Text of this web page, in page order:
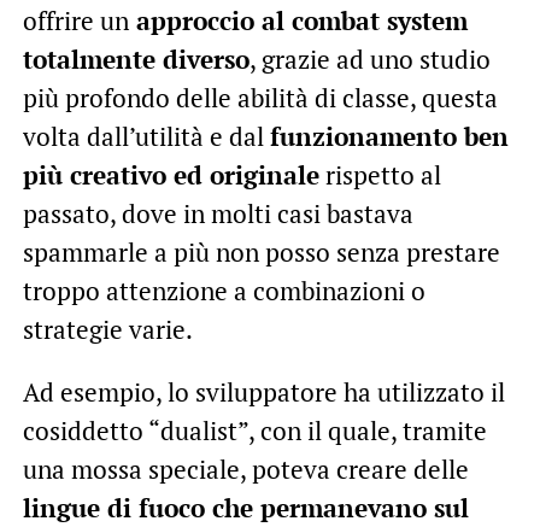
offrire unapproccio al combat system
totalmente diverso, grazie ad uno studio
più profondo delle abilità di classe, questa
volta dall’utilità e dalfunzionamento ben
più creativo ed originalerispetto al
passato, dove in molti casi bastava
spammarle a più non posso senza prestare
troppo attenzione a combinazioni o
strategie varie.
Ad esempio, lo sviluppatore ha utilizzato il
cosiddetto “dualist”, con il quale, tramite
una mossa speciale, poteva creare delle
lingue di fuoco che permanevano sul